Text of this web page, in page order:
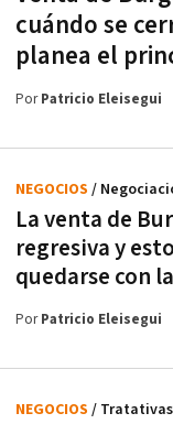
cuándo se
planea el
PorPatricio Eleisegui
La venta de
regresiva y
quedarse con
NEGOCIOS /
PorPatricio Eleisegui
NEGOCIOS / Tratativas